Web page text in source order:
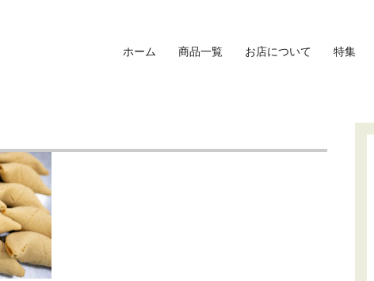
ホーム 商品一覧 お店について 特集